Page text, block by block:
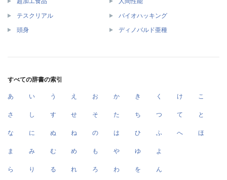
テスクリアル バイオハッキング
頭身 ディノバルド亜種
すべての辞書の索引
あ い う え お か き く け こ
さ し す せ そ た ち つ て と
な に ぬ ね の は ひ ふ へ ほ
ま み む め も や ゆ よ
ら り る れ ろ わ を ん